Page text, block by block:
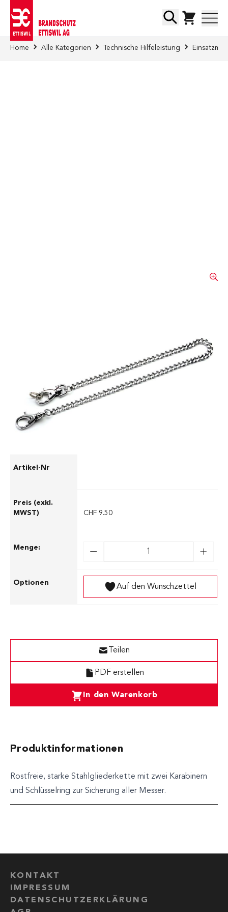
Suche
Home Alle Kategorien Technische Hilfeleistung
Rostfreie, starke Stahlgliederkette mit zwei
Karabinern und Schlüsselring zur Sicherung
aller Messer.
CHF 9.50
Auf den Wunschzettel
In den Warenkorb
PDF erstellen
Teilen
Produktinformationen
Rostfreie, starke Stahlgliederkette mit zwei Karabinern
und Schlüsselring zur Sicherung aller Messer.
KONTAKT
IMPRESSUM
DATENSCHUTZERKLÄRUNG